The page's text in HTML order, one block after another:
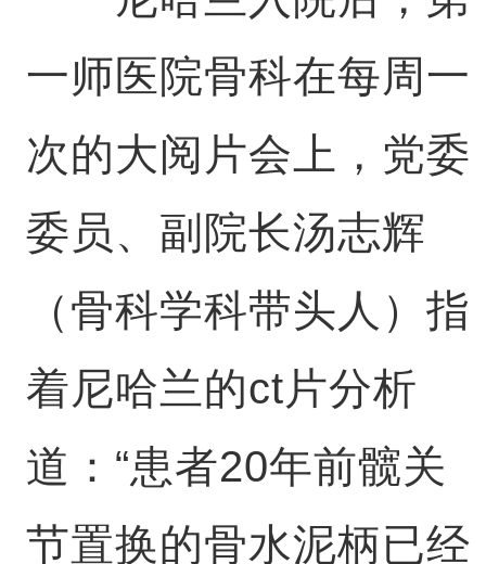
一师医院骨科在每周一
次的大阅片会上，党委
委员、副院长汤志辉
（骨科学科带头人）指
着尼哈兰的ct片分析
道：“患者20年前髋关
节置换的骨水泥柄已经